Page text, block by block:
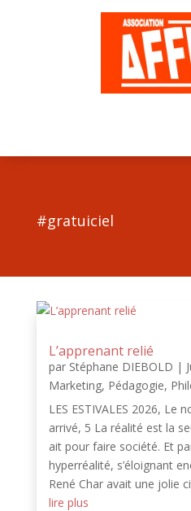
#gratuiciel
L’apprenant relié
par Stéphane DIEBOLD |
Marketing, Pédagogie,
LES ESTIVALES 2026, Le
arrivé, 5 La réalité est la
ait pour faire société. Et
hyperréalité, s’éloignant
René Char avait une jolie
lire plus